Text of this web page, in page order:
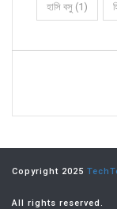
হাসি বসু (1)
Copyright 2025
All rights reserved.